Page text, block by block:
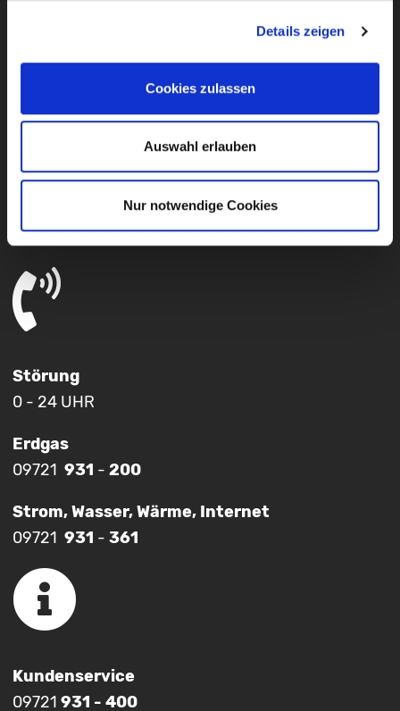
Details zeigen
Cookies zulassen
Auswahl erlauben
Nur notwendige Cookies
Presseverteiler
Störung
0 - 24 UHR
Erdgas
09721 931 - 200
Strom, Wasser, Wärme, Internet
09721 931 - 361
Kundenservice
09721 931 - 400